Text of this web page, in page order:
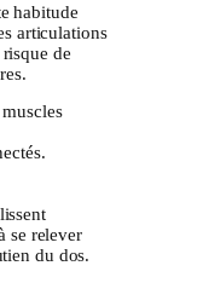
habitude
articulations
de
se relever
du dos.